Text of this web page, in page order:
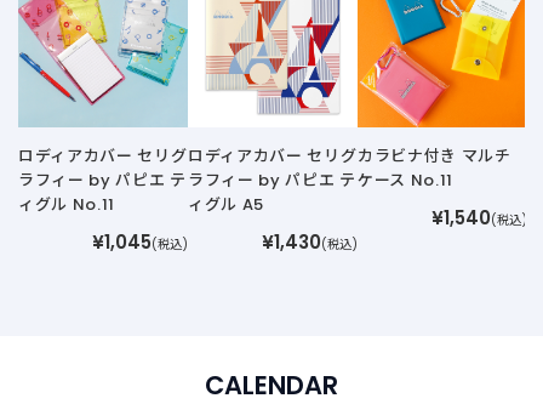
ロディアカバー セリグ
ラフィー by パピエ テ
ィグル No.11
¥1,045(税込)
ロディアカバー セリグ
ラフィー by パピエ テ
ィグル A5
¥1,430(税込)
カラビナ付き マルチ
ケース No.11
¥1,540(税込)
CALENDAR